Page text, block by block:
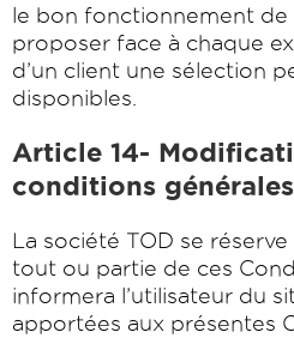
le bon fonctionnement
proposer face à chaque
d’un client une sélection
disponibles.
Article 14-
conditions générales
La société TOD se
tout ou partie de ces
informera l’utilisateur du
apportées aux présentes